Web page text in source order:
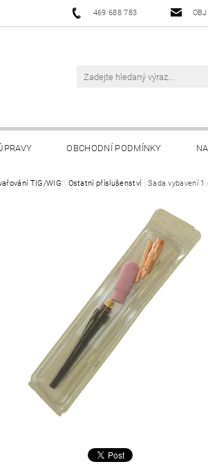
469 688 783
OBCHODNÍ PODMÍNKY
TIG/WIG Ostatní příslušenství Sada vybavení